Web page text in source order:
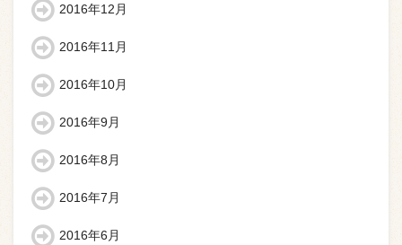
2016年12月
2016年11月
2016年10月
2016年9月
2016年8月
2016年7月
2016年6月